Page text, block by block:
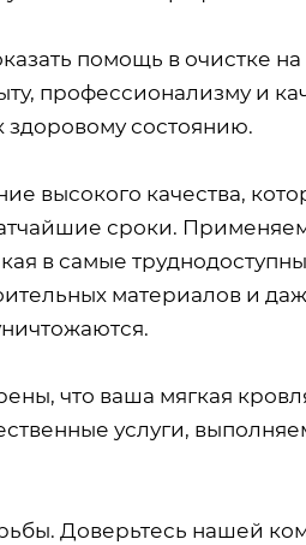
помощь в очистке
профессионализму и
здоровому состоянию.
высокого качества,
сроки.
в самые
материалов и
что ваша мягкая
услуги,
Доверьтесь нашей